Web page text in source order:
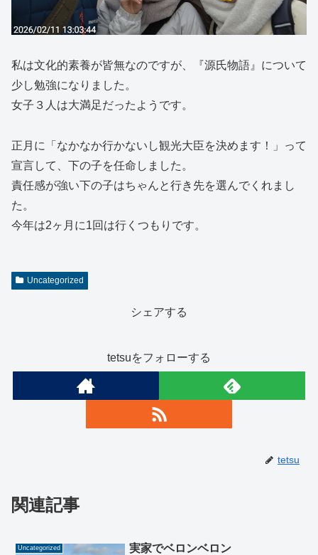
私は文化的素養が皆無なのですが、『源氏物語』について
少し勉強になりました。
女子３人は大満足だったようです。
正月に「なかなか行かないし観光大臣を決めます！」って
宣言して、下の子を任命しました。
責任感が強い下の子はちゃんと行き先を選んでくれまし
た。
今年は2ヶ月に1回は行くつもりです。
Uncategorized
シェアする
tetsuをフォローする
tetsu
関連記事
Uncategorized 実家でベロンベロン